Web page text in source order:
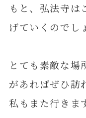
もと、弘法寺は
げていくのでし
とても素敵な場
があればぜひ訪
私もまた行きま